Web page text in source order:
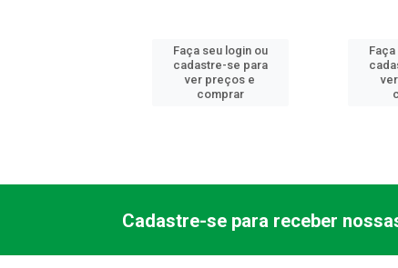
Faça seu login ou
cadastre-se para
ver preços e
comprar
Cadastre-se para receber